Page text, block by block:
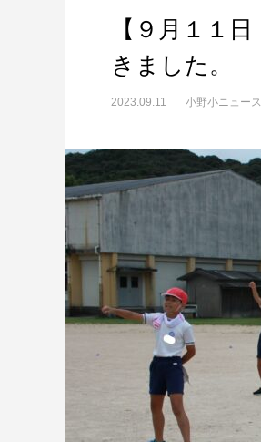
【９月１１
きました。
2023.09.11 小野小ニュース